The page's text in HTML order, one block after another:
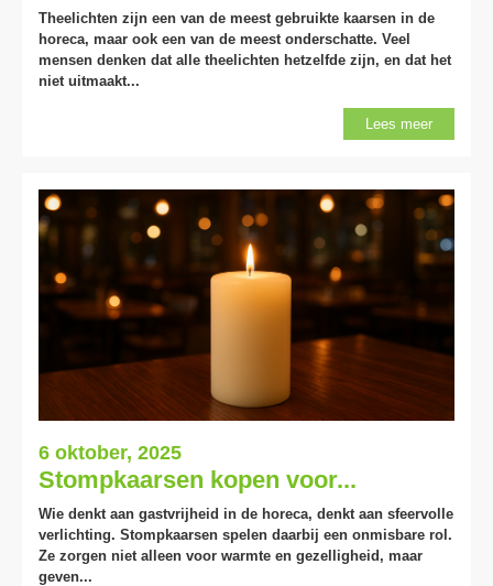
Theelichten zijn een van de meest gebruikte kaarsen in de
horeca, maar ook een van de meest onderschatte. Veel
mensen denken dat alle theelichten hetzelfde zijn, en dat het
niet uitmaakt...
Lees meer
6 oktober, 2025
Stompkaarsen kopen voor...
Wie denkt aan gastvrijheid in de horeca, denkt aan sfeervolle
verlichting. Stompkaarsen spelen daarbij een onmisbare rol.
Ze zorgen niet alleen voor warmte en gezelligheid, maar
geven...